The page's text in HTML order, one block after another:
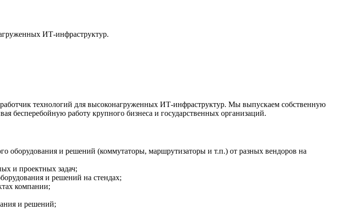
ИТ-инфраструктур.
технологий для высоконагруженных ИТ-инфраструктур. Мы выпускаем собственную
бесперебойную работу крупного бизнеса и государственных организаций.
оборудования и решений (коммутаторы, маршрутизаторы и т.п.) от разных вендоров на
и проектных задач;
и решений на стендах;
компании;
и решений;